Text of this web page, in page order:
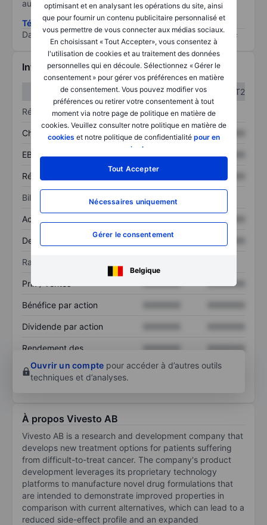
optimisant et en analysant les opérations du site, ainsi
que pour fournir un contenu publicitaire personnalisé et
vous permettre de vous connecter aux médias sociaux.
En choisissant « Tout Accepter», vous consentez à
l'utilisation de cookies et au traitement des données
personnelles qui en découle. Sélectionnez « Gérer le
consentement » pour gérer vos préférences en matière
de consentement. Vous pouvez modifier vos
préférences ou retirer votre consentement à tout
moment via notre page de politique en matière de
cookies. Veuillez consulter notre politique en matière de
cookies et notre politique de confidentialité pour en
savoir plus
Tout Accepter
Nécessaires uniquement
Gérer le consentement
Belgique
au risque le plus élevé).
Télécharger la méthodologie ESG (en anglais)
Data provided by
/
Informations financières
T1
T2
Résultats
Chiffre d’affaires XXXXXXX
EBITDA XXXXXXX XXXXXXX
Résultat net XXXXXXX
Bilan
Actif total
Dette totale XXXXXXX
Ratios
Prix / ventes XXXXXXX
Bénéfice par action
Dividende par action
Rendement des
XXXXXXX
XXXXXXX
Ouvrir un compte pour accéder à d’autres outils
techniques et d’analyses.
À propos Vivesto AB
Vivesto AB is a research and development company that
develops new treatment options for patients suffering
from difficult-to-treat cancer. The company's product
development leverages its proprietary technology
platforms to manufacture novel drug formulations that
are intended to demonstrate improved properties in
comparison with current alternatives, which can lead to a
reduced side-effect profile and an expanded